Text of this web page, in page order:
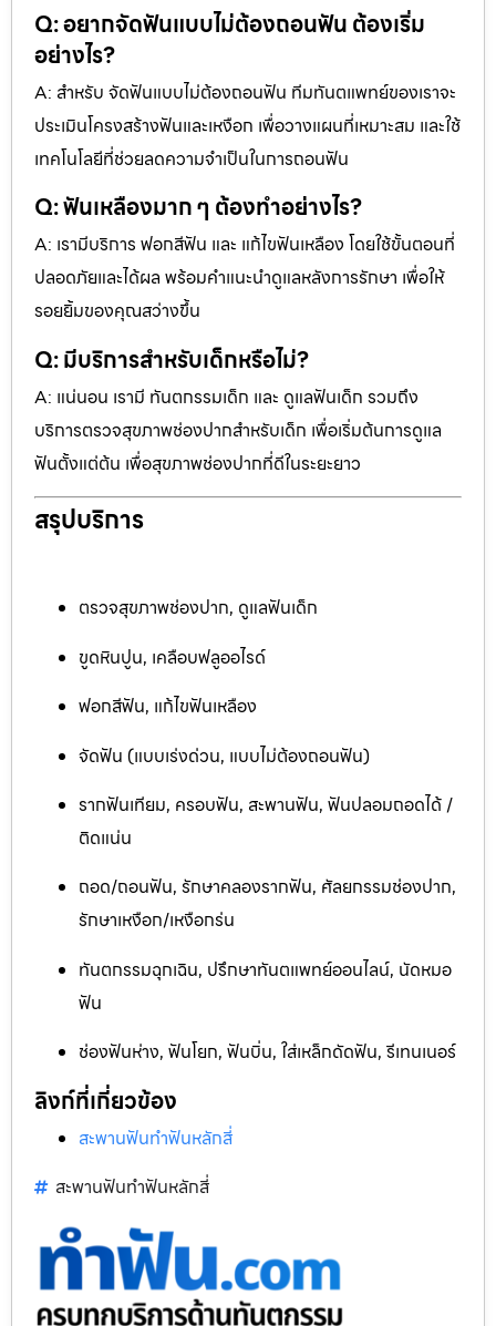
Q: อยากจัดฟันแบบไม่ต้องถอนฟัน ต้องเริ่ม
อย่างไร?
A: สำหรับ จัดฟันแบบไม่ต้องถอนฟัน ทีมทันตแพทย์ของเราจะ
ประเมินโครงสร้างฟันและเหงือก เพื่อวางแผนที่เหมาะสม และใช้
เทคโนโลยีที่ช่วยลดความจำเป็นในการถอนฟัน
Q: ฟันเหลืองมาก ๆ ต้องทำอย่างไร?
A: เรามีบริการ ฟอกสีฟัน และ แก้ไขฟันเหลือง โดยใช้ขั้นตอนที่
ปลอดภัยและได้ผล พร้อมคำแนะนำดูแลหลังการรักษา เพื่อให้
รอยยิ้มของคุณสว่างขึ้น
Q: มีบริการสำหรับเด็กหรือไม่?
A: แน่นอน เรามี ทันตกรรมเด็ก และ ดูแลฟันเด็ก รวมถึง
บริการตรวจสุขภาพช่องปากสำหรับเด็ก เพื่อเริ่มต้นการดูแล
ฟันตั้งแต่ต้น เพื่อสุขภาพช่องปากที่ดีในระยะยาว
สรุปบริการ
ตรวจสุขภาพช่องปาก, ดูแลฟันเด็ก
ขูดหินปูน, เคลือบฟลูออไรด์
ฟอกสีฟัน, แก้ไขฟันเหลือง
จัดฟัน (แบบเร่งด่วน, แบบไม่ต้องถอนฟัน)
รากฟันเทียม, ครอบฟัน, สะพานฟัน, ฟันปลอมถอดได้ /
ติดแน่น
ถอด/ถอนฟัน, รักษาคลองรากฟัน, ศัลยกรรมช่องปาก,
รักษาเหงือก/เหงือกร่น
ทันตกรรมฉุกเฉิน, ปรึกษาทันตแพทย์ออนไลน์, นัดหมอ
ฟัน
ช่องฟันห่าง, ฟันโยก, ฟันบิ่น, ใส่เหล็กดัดฟัน, รีเทนเนอร์
ลิงก์ที่เกี่ยวข้อง
สะพานฟันทำฟันหลักสี่
สะพานฟันทำฟันหลักสี่